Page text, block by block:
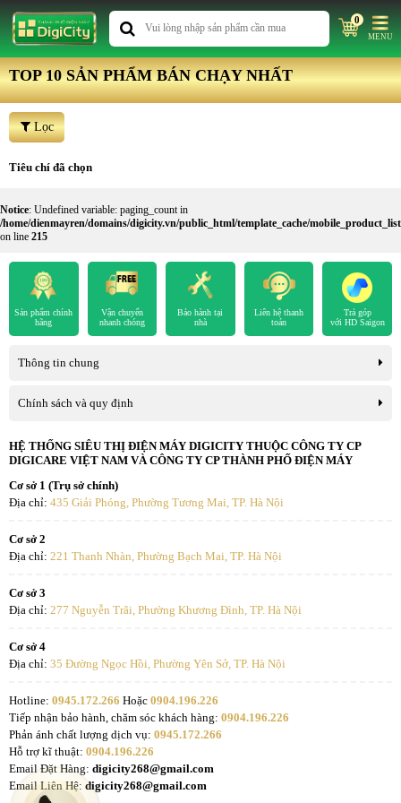
0
MENU
TOP 10 SẢN PHẨM BÁN CHẠY NHẤT
Lọc
Tiêu chí đã chọn
Notice: Undefined variable: paging_count in
/home/dienmayren/domains/digicity.vn/public_html/template_cache/
on line 215
Sản phẩm chính
hãng
Vận chuyển
nhanh chóng
Bảo hành tại
nhà
Liên hệ thanh
toán
Trả góp
với HD Saigon
Thông tin chung
Chính sách và quy định
HỆ THỐNG SIÊU THỊ ĐIỆN MÁY DIGICITY THUỘC CÔNG TY CP
DIGICARE VIỆT NAM VÀ CÔNG TY CP THÀNH PHỐ ĐIỆN MÁY
Cơ sở 1 (Trụ sở chính)
Địa chỉ: 435 Giải Phóng, Phường Tương Mai, TP. Hà Nội
Cơ sở 2
Địa chỉ: 221 Thanh Nhàn, Phường Bạch Mai, TP. Hà Nội
Cơ sở 3
Địa chỉ: 277 Nguyễn Trãi, Phường Khương Đình, TP. Hà Nội
Cơ sở 4
Địa chỉ: 35 Đường Ngọc Hồi, Phường Yên Sở, TP. Hà Nội
Hotline: 0945.172.266 Hoặc 0904.196.226
Tiếp nhận bảo hành, chăm sóc khách hàng: 0904.196.226
Phản ánh chất lượng dịch vụ: 0945.172.266
Hỗ trợ kĩ thuật: 0904.196.226
Email Đặt Hàng: digicity268@gmail.com
Email Liên Hệ: digicity268@gmail.com